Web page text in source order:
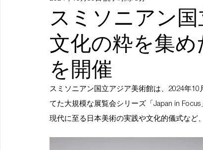
スミソニアン
文化の粋を集め
を開催
スミソニアン国立アジア美術館は、2024年
てた大規模な展覧会シリーズ「Japan in
現代に至る日本美術の実践や文化的儀式など